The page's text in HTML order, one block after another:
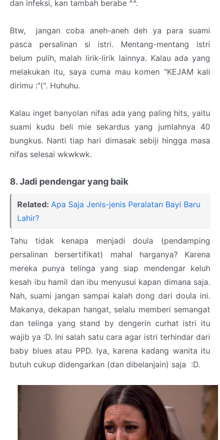
dan infeksi, kan tambah berabe ^^.
Btw, jangan coba aneh-aneh deh ya para suami
pasca persalinan si istri. Mentang-mentang istri
belum pulih, malah lirik-lirik lainnya. Kalau ada yang
melakukan itu, saya cuma mau komen "KEJAM kali
dirimu :"(". Huhuhu.
Kalau inget banyolan nifas ada yang paling hits, yaitu
suami kudu beli mie sekardus yang jumlahnya 40
bungkus. Nanti tiap hari dimasak sebiji hingga masa
nifas selesai wkwkwk.
8. Jadi pendengar yang baik
Related: Apa Saja Jenis-jenis Peralatan Bayi Baru
Lahir?
Tahu tidak kenapa menjadi doula (pendamping
persalinan bersertifikat) mahal harganya? Karena
mereka punya telinga yang siap mendengar keluh
kesah ibu hamil dan ibu menyusui kapan dimana saja.
Nah, suami jangan sampai kalah dong dari doula ini.
Makanya, dekapan hangat, selalu memberi semangat
dan telinga yang stand by dengerin curhat istri itu
wajib ya :D. Ini salah satu cara agar istri terhindar dari
baby blues atau PPD. Iya, karena kadang wanita itu
butuh cukup didengarkan (dan dibelanjain) saja :D.